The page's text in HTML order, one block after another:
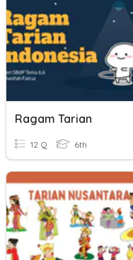
Ragam Tarian
12 Q 6th